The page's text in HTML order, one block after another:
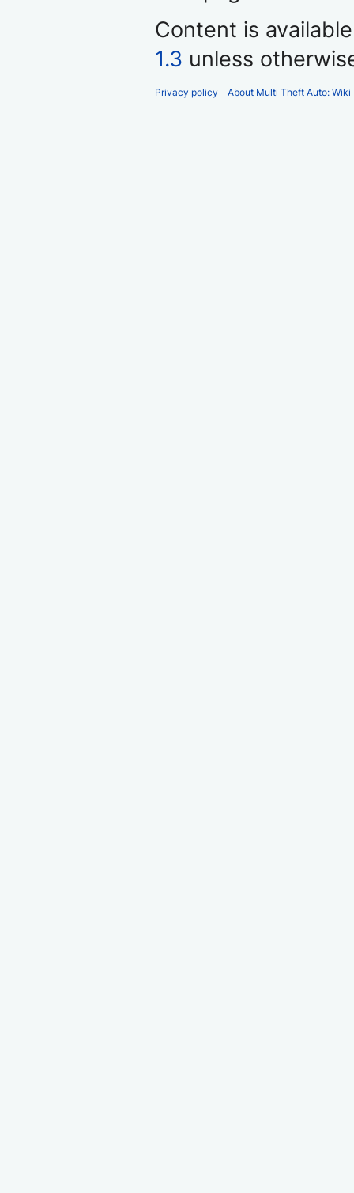
Content is
1.3 unless
Privacy policy About Multi Theft Auto: Wiki